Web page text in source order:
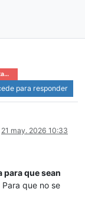
para responder
21 may. 2026 10:33
para que sean
Para que no se